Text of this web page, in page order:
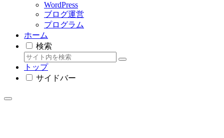
WordPress
ブログ運営
プログラム
ホーム
検索
トップ
サイドバー